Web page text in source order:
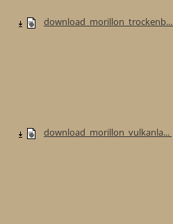
download_morillon_trockenb...
download_morillon_vulkanla...